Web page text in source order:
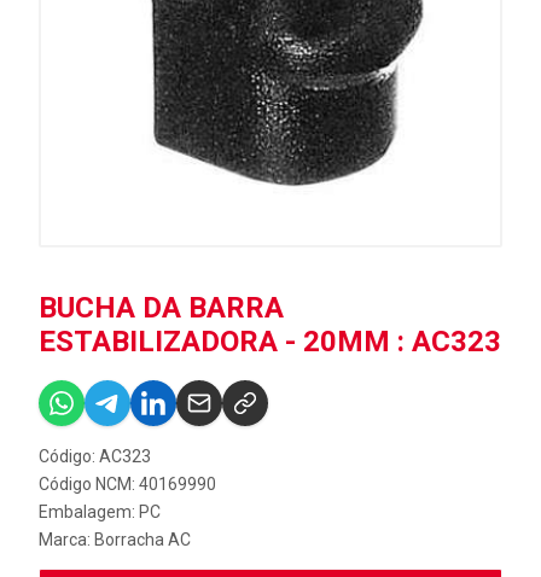
BUCHA DA BARRA
ESTABILIZADORA - 20MM : AC323
Código: AC323
Código NCM: 40169990
Embalagem: PC
Marca: Borracha AC